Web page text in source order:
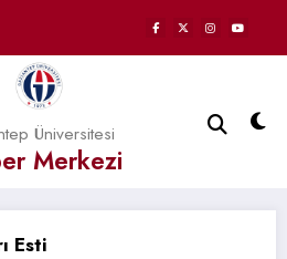
Üniversitesi
Merkezi
Esti